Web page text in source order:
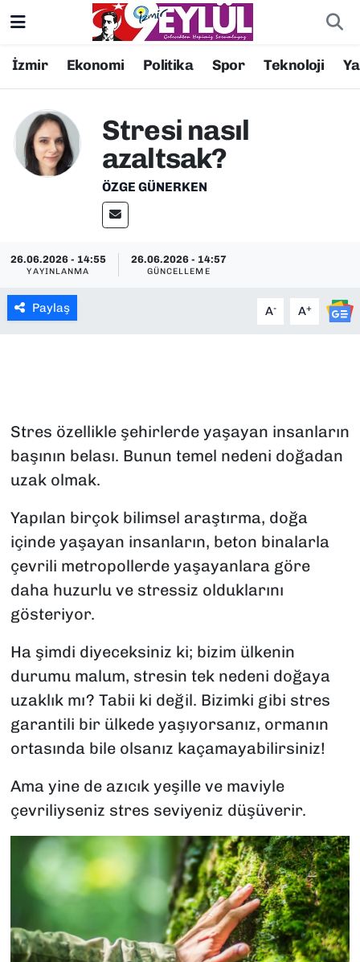
İzmir Ekonomi Politika Spor Teknoloji
Stresi nasıl
azaltsak?
ÖZGE GÜNERKEN
26.06.2026 - 14:55
YAYINLANMA
26.06.2026 - 14:57
GÜNCELLEME
Paylaş A- A+
Stres özellikle şehirlerde yaşayan insanların
başının belası. Bunun temel nedeni doğadan
uzak olmak.
Yapılan birçok bilimsel araştırma, doğa
içinde yaşayan insanların, beton binalarla
çevrili metropollerde yaşayanlara göre
daha huzurlu ve stressiz olduklarını
gösteriyor.
Ha şimdi diyeceksiniz ki; bizim ülkenin
durumu malum, stresin tek nedeni doğaya
uzaklık mı? Tabii ki değil. Bizimki gibi stres
garantili bir ülkede yaşıyorsanız, ormanın
ortasında bile olsanız kaçamayabilirsiniz!
Ama yine de azıcık yeşille ve maviyle
çevriliyseniz stres seviyeniz düşüverir.
Resmi İlanlar
DÜNYA
EKONOMİ
KÜLTÜR SANAT
MAGAZİN
SPOR
TEKNOLOJİ
YAŞAM
YEREL YÖNETİMLER
Konak Nöbetçi Eczaneler
Konak Trafik Yoğunluk Haritası
Süper Lig Puan Durumu ve Fikstür
Tüm Manşetler
Son Dakika Haberleri
Haber Arşivi